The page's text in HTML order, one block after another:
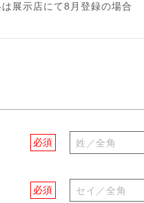
展示店にて8月登録の場合
必須
必須